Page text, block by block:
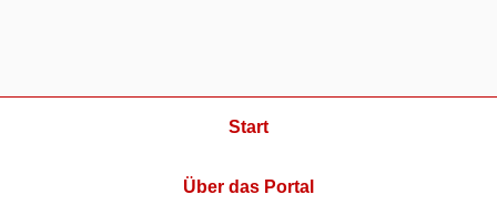
Start
Über das Portal